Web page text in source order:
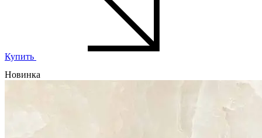
Купить
Новинка